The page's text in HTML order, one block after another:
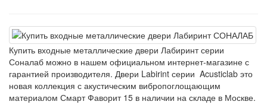
Купить входные металлические двери Лабиринт серии
Соналаб можно в нашем официальном интернет-магазине с
гарантией производителя. Двери Labirint серии Acusticlab это
новая коллекция с акустическим вибропоглощающим
материалом Смарт Фаворит 15 в наличии на складе в Москве.